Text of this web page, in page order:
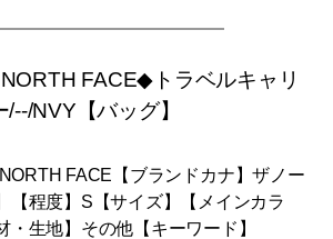
NORTH FACE◆トラベルキャリ
/--/NVY【バッグ】
FACE【ブランドカナ】ザノー
【程度】S【サイズ】【メインカラ
・生地】その他【キーワード】